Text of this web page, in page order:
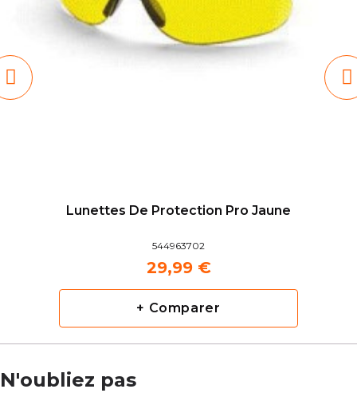
Lunettes De Protection Pro Jaune
544963702
29,99 €
+ Comparer
N'oubliez pas